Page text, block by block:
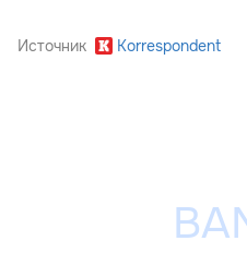
Источник Korrespondent